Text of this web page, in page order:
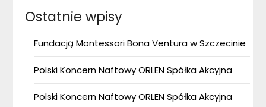
Ostatnie wpisy
Fundacją Montessori Bona Ventura w Szczecinie
Polski Koncern Naftowy ORLEN Spółka Akcyjna
Polski Koncern Naftowy ORLEN Spółka Akcyjna